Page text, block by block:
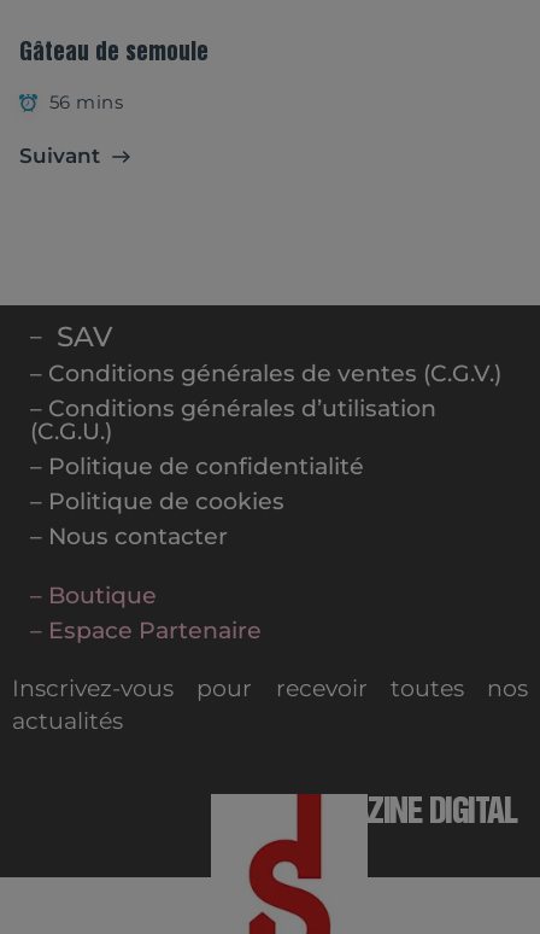
Gâteau de semoule
56 mins
Suivant
– SAV
– Conditions générales de ventes (C.G.V.)
– Conditions générales d’utilisation
(C.G.U.)
– Politique de confidentialité
– Politique de cookies
– Nous contacter
– Boutique
– Espace Partenaire
Inscrivez-vous pour recevoir toutes nos
actualités
MAGAZINE DIGITAL